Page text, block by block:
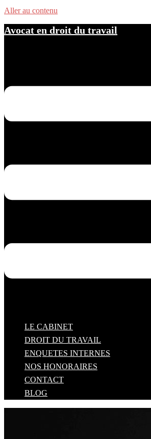
Aller au contenu
Avocat en droit du travail
LE CABINET
DROIT DU TRAVAIL
ENQUETES INTERNES
NOS HONORAIRES
CONTACT
BLOG